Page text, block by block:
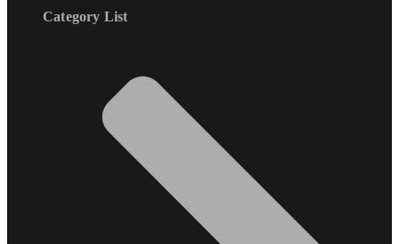
Category List